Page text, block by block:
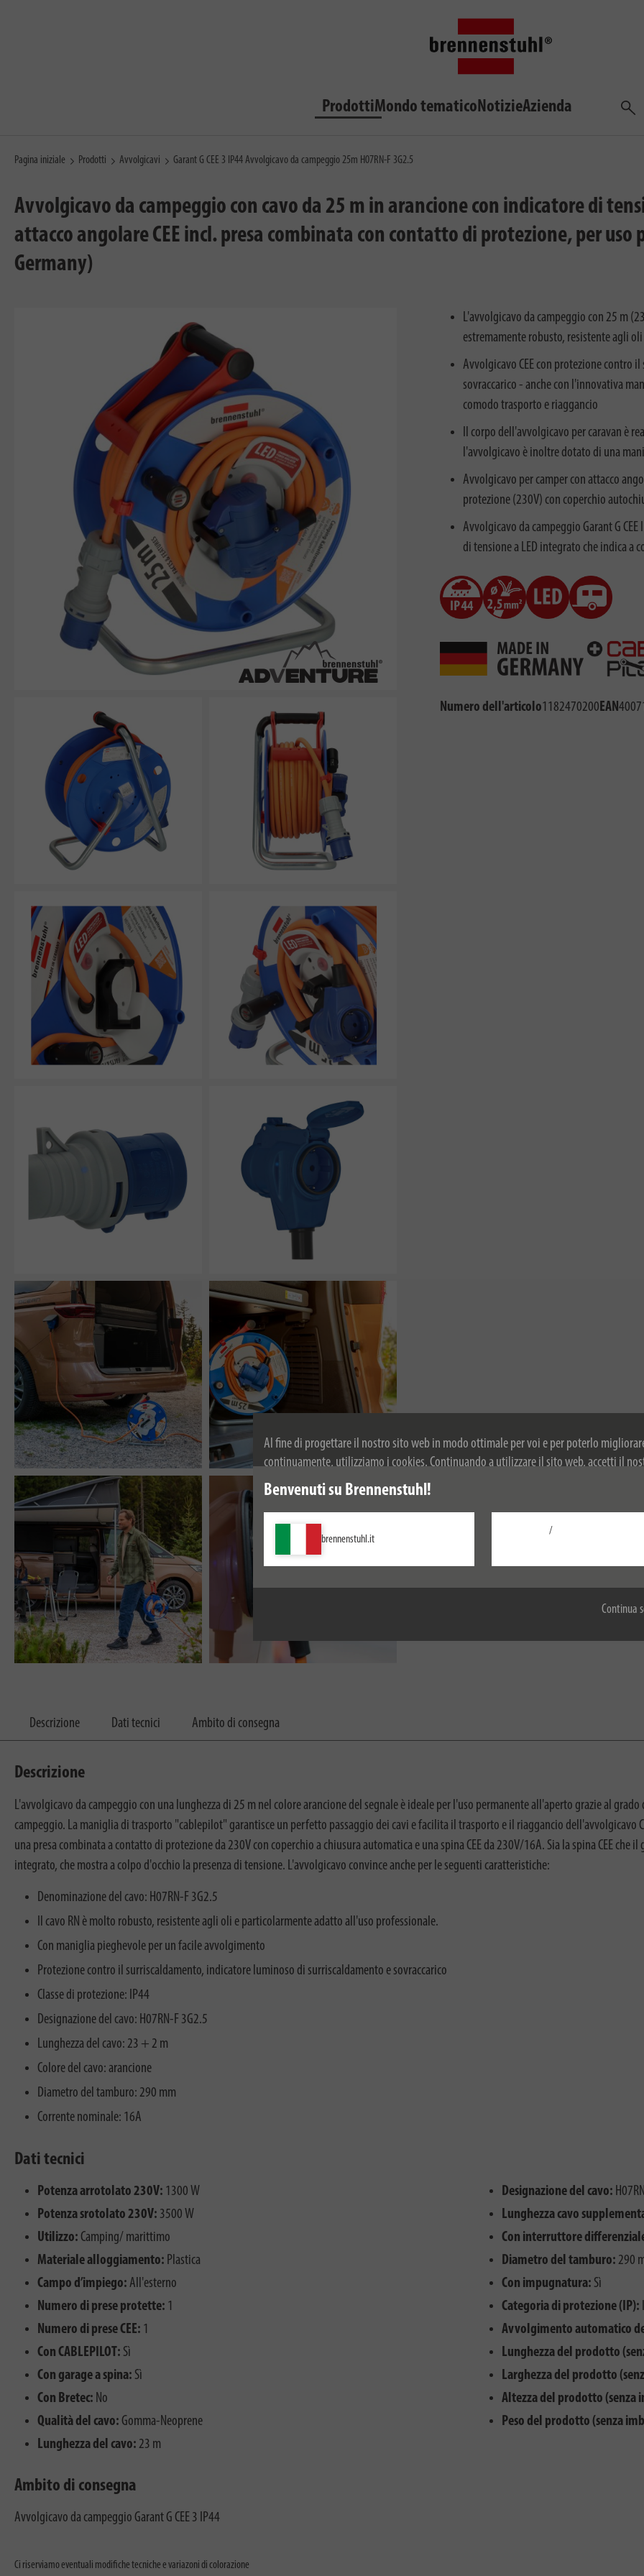
Al fine di progettare il nostro sito web in modo ottimale per voi e per poterlo
continuamente, utilizziamo i cookies. Continuando a utilizzare il sito web, accetti il
dei cookie. Per ulteriori informazioni sui cookie, si prega di consultare la nostra politica
Accetta tutti
Continua
Benvenuti su Brennenstuhl!
brennenstuhl.it
/
ProdottiMondo tematicoNotizieAzienda
Cerca
Pagina iniziale Prodotti Avvolgicavi Garant G CEE 3 IP44 Avvolgicavo da campeggio 25m H07RN-F 3G2.5
Avvolgicavo da campeggio con cavo da 25 m in arancione con indicatore di
attacco angolare CEE incl. presa combinata con contatto di protezione, per
Germany)
L'avvolgicavo da campeggio con 25 m
estremamente robusto, resistente agli
Avvolgicavo CEE con protezione contro
sovraccarico - anche con l'innovativa
comodo trasporto e riaggancio
Il corpo dell'avvolgicavo per caravan è
l'avvolgicavo è inoltre dotato di una
Avvolgicavo per camper con attacco
protezione (230V) con coperchio
Avvolgicavo da campeggio Garant G
di tensione a LED integrato che indica a
Numero dell'articolo1182470200EAN
Descrizione Dati tecnici Ambito di consegna
Descrizione
L'avvolgicavo da campeggio con una lunghezza di 25 m nel colore arancione del segnale è ideale per l'uso permanente all'aperto grazie al
campeggio. La maniglia di trasporto "cablepilot" garantisce un perfetto passaggio dei cavi e facilita il trasporto e il riaggancio dell'avvolgicavo
una presa combinata a contatto di protezione da 230V con coperchio a chiusura automatica e una spina CEE da 230V/16A. Sia la spina CEE che
integrato, che mostra a colpo d'occhio la presenza di tensione. L'avvolgicavo convince anche per le seguenti caratteristiche:
Denominazione del cavo: H07RN-F 3G2.5
Il cavo RN è molto robusto, resistente agli oli e particolarmente adatto all'uso professionale.
Con maniglia pieghevole per un facile avvolgimento
Protezione contro il surriscaldamento, indicatore luminoso di surriscaldamento e sovraccarico
Classe di protezione: IP44
Designazione del cavo: H07RN-F 3G2.5
Lunghezza del cavo: 23 + 2 m
Colore del cavo: arancione
Diametro del tamburo: 290 mm
Corrente nominale: 16A
Dati tecnici
Potenza arrotolato 230V: 1300 W
Potenza srotolato 230V: 3500 W
Utilizzo: Camping/ marittimo
Materiale alloggiamento: Plastica
Campo d’impiego: All'esterno
Numero di prese protette: 1
Numero di prese CEE: 1
Con CABLEPILOT: Sì
Con garage a spina: Sì
Con Bretec: No
Qualità del cavo: Gomma-Neoprene
Lunghezza del cavo: 23 m
Designazione del cavo:
Lunghezza cavo
Con interruttore
Diametro del tamburo: 290
Con impugnatura: Sì
Categoria di protezione (IP):
Avvolgimento automatico
Lunghezza del prodotto
Larghezza del prodotto
Altezza del prodotto (senza
Peso del prodotto (senza
Ambito di consegna
Avvolgicavo da campeggio Garant G CEE 3 IP44
Ci riserviamo eventuali modifiche tecniche e variazoni di colorazione